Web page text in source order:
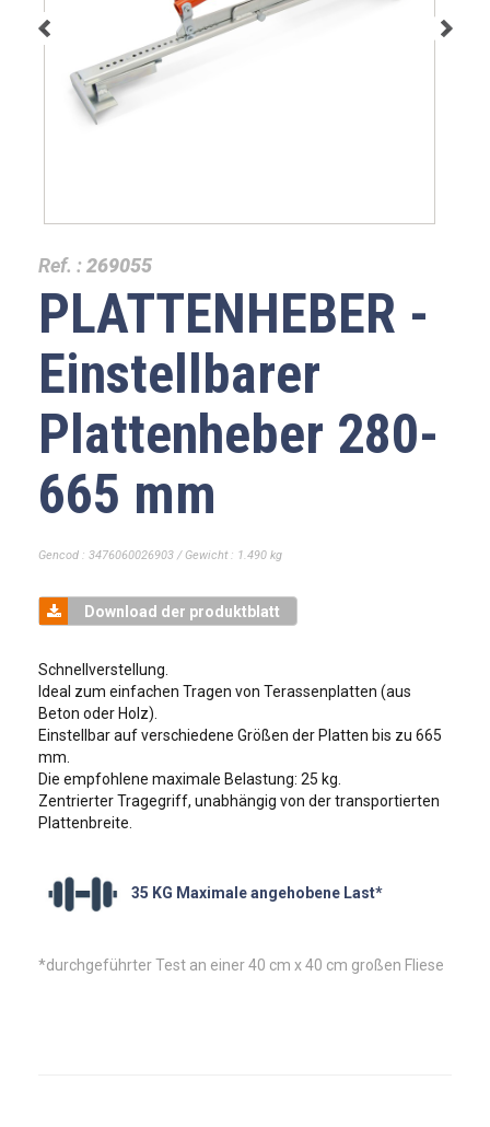
Ref. :269055
PLATTENHEBER -
Einstellbarer
Plattenheber 280-
665 mm
Gencod : 3476060026903 / Gewicht : 1.490 kg
Download der produktblatt
Schnellverstellung.
Ideal zum einfachen Tragen von Terassenplatten (aus
Beton oder Holz).
Einstellbar auf verschiedene Größen der Platten bis zu 665
mm.
Die empfohlene maximale Belastung: 25 kg.
Zentrierter Tragegriff, unabhängig von der transportierten
Plattenbreite.
35 KG Maximale angehobene Last*
*durchgeführter Test an einer 40 cm x 40 cm großen Fliese